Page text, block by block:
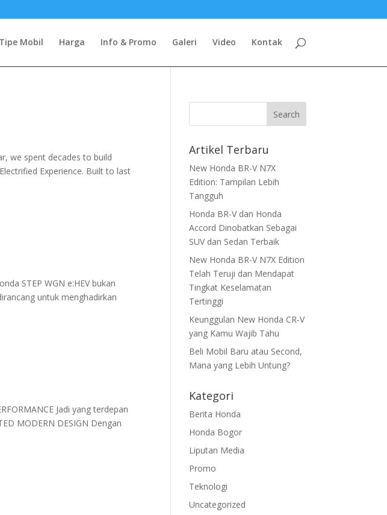
Tipe Mobil Harga Info & Promo Galeri Video Kontak
we spent decades to build
Experience. Built to last
STEP WGN e:HEV bukan
untuk menghadirkan
Jadi yang terdepan
MODERN DESIGN Dengan
Artikel Terbaru
New Honda BR-V N7X
Edition: Tampilan Lebih
Tangguh
Honda BR-V dan Honda
Accord Dinobatkan Sebagai
SUV dan Sedan Terbaik
New Honda BR-V N7X Edition
Telah Teruji dan Mendapat
Tingkat Keselamatan
Tertinggi
Keunggulan New Honda CR-V
yang Kamu Wajib Tahu
Beli Mobil Baru atau Second,
Mana yang Lebih Untung?
Kategori
Berita Honda
Honda Bogor
Liputan Media
Promo
Teknologi
Uncategorized